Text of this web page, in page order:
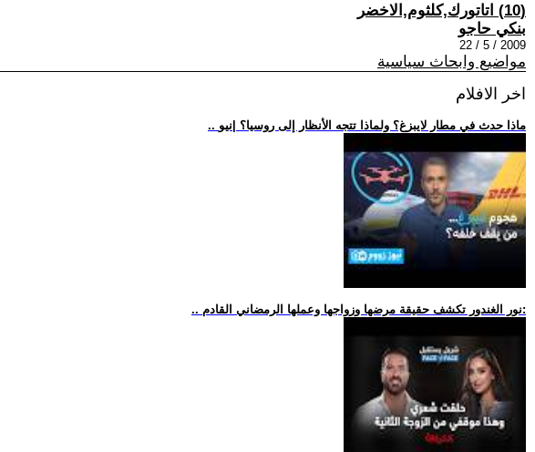
(10) اتاتورك,كلثوم,الاخضر
بنكي حاجو
2009 / 5 / 22
مواضيع وابحاث سياسية
اخر الافلام
.. ماذا حدث في مطار لايبزغ؟ ولماذا تتجه الأنظار إلى روسيا؟ |نيو
.. نور الغندور تكشف حقيقة مرضها وزواجها وعملها الرمضاني القادم: